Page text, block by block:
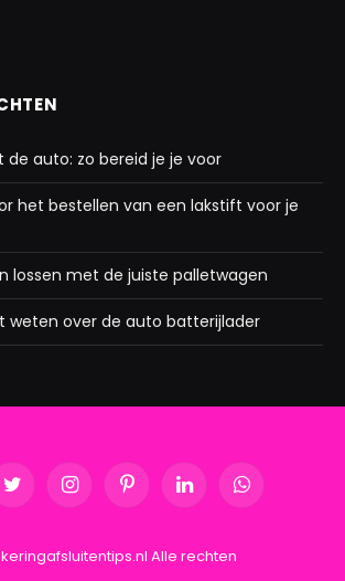
auto: zo bereid je je voor
het bestellen van een lakstift voor je
lossen met de juiste palletwagen
weten over de auto batterijlader
Twitter InstagramPinterestLinkedInWhatsApp
Alle rechten